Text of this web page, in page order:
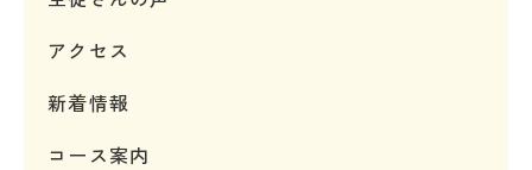
アクセス
新着情報
コース案内